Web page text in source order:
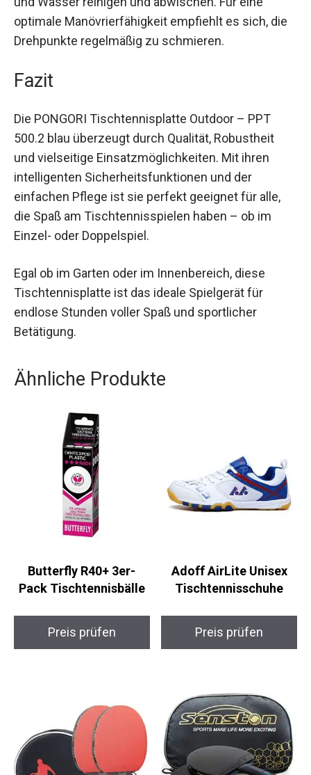
Seife und Wasser reinigen und abwischen. Für
eine optimale Manövrierfähigkeit empfiehlt es
sich, die Drehpunkte regelmäßig zu schmieren.
Fazit
Die PONGORI Tischtennisplatte Outdoor – PPT
500.2 blau überzeugt durch Qualität, Robustheit
und vielseitige Einsatzmöglichkeiten. Mit ihren
intelligenten Sicherheitsfunktionen und der
einfachen Pflege ist sie perfekt geeignet für alle,
die Spaß am Tischtennisspielen haben – ob im
Einzel- oder Doppelspiel.
Egal ob im Garten oder im Innenbereich, diese
Tischtennisplatte ist das ideale Spielgerät für
endlose Stunden voller Spaß und sportlicher
Betätigung.
Ähnliche Produkte
Butterfly R40+ 3er-
Pack Tischtennisbälle
Preis prüfen
Adoff AirLite Unisex
Tischtennisschuhe
Preis prüfen